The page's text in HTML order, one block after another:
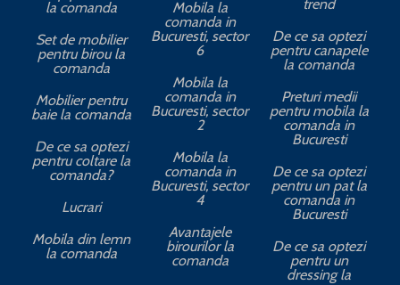
la comanda
Set de mobilier
pentru birou la
comanda
Mobilier pentru
baie la comanda
De ce sa optezi
pentru coltare la
comanda?
Lucrari
Mobila din lemn
la comanda
Mobila la
comanda in
Bucuresti, sector
6
Mobila la
comanda in
Bucuresti, sector
2
Mobila la
comanda in
Bucuresti, sector
4
Avantajele
birourilor la
comanda
trend
De ce sa optezi
pentru canapele
la comanda
Preturi medii
pentru mobila la
comanda in
Bucuresti
De ce sa optezi
pentru un pat la
comanda in
Bucuresti
De ce sa optezi
pentru un
dressing la